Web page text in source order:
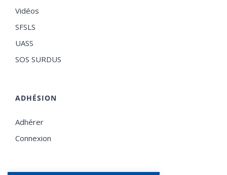
Vidéos
SFSLS
UASS
SOS SURDUS
ADHÉSION
Adhérer
Connexion